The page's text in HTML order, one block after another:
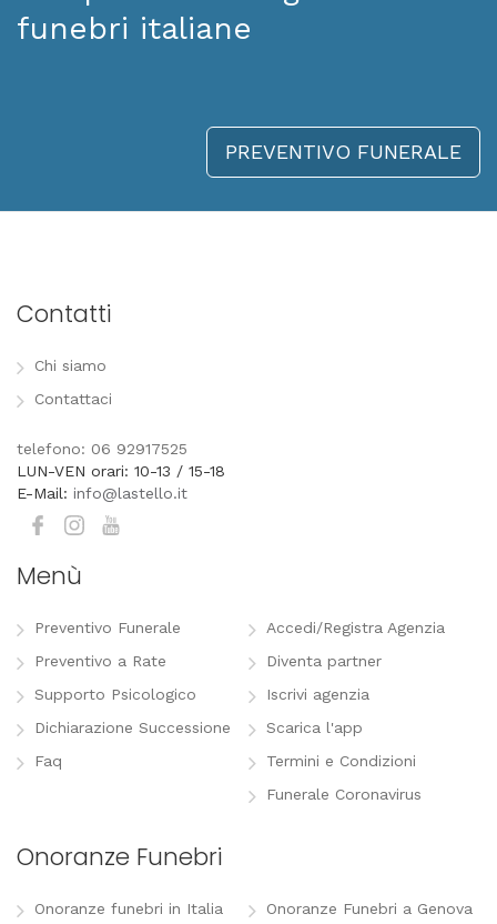
funebri italiane
PREVENTIVO FUNERALE
Contatti
Chi siamo
Contattaci
telefono: 06 92917525
LUN-VEN orari: 10-13 / 15-18
E-Mail: info@lastello.it
Menù
Preventivo Funerale
Preventivo a Rate
Supporto Psicologico
Dichiarazione Successione
Faq
Accedi/Registra Agenzia
Diventa partner
Iscrivi agenzia
Scarica l'app
Termini e Condizioni
Funerale Coronavirus
Onoranze Funebri
Onoranze funebri in Italia Onoranze Funebri a Genova